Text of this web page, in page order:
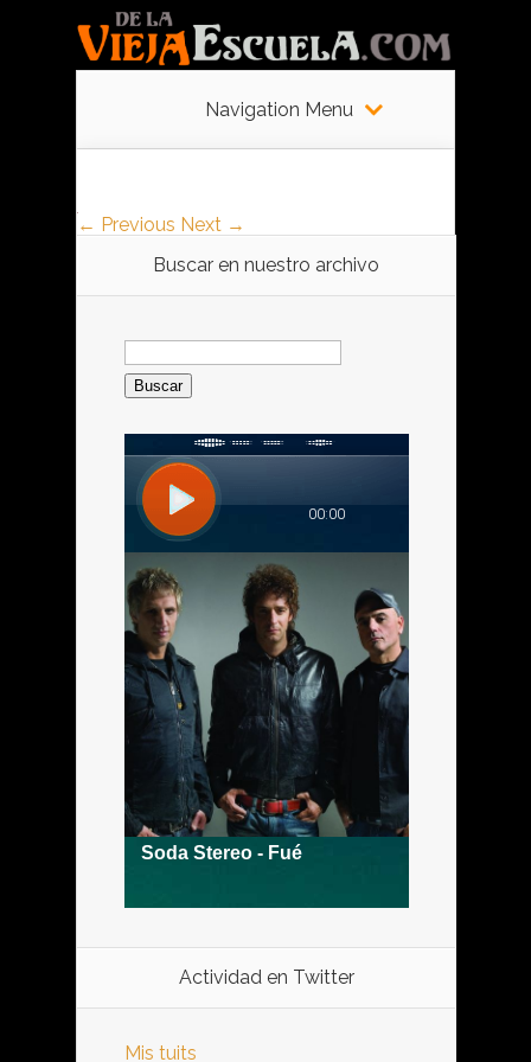
Navigation Menu
← Previous Next →
Buscar en nuestro archivo
Buscar:
Actividad en Twitter
Mis tuits